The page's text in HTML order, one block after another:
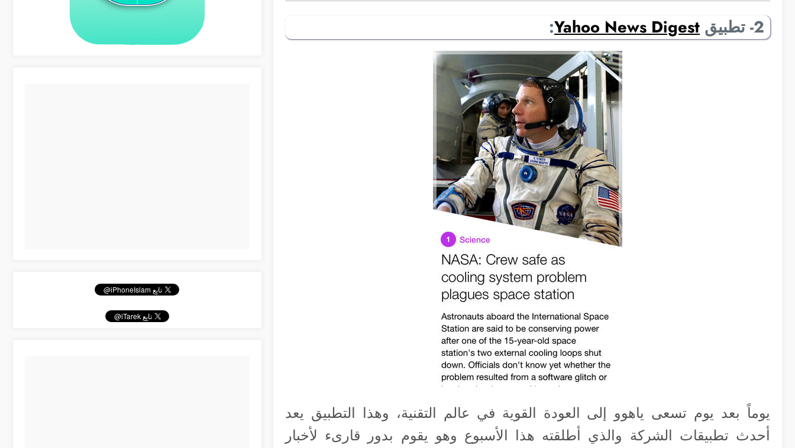
2- تطبيق Yahoo News Digest
:
يوماً بعد يوم تسعى ياهوو إلى العودة القوية في عالم التقنية، وهذا التطبيق يعد
أحدث تطبيقات الشركة والذي أطلقته هذا الأسبوع وهو يقوم بدور قارىء لأخبار